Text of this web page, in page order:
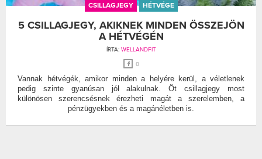
CSILLAGJEGY HÉTVÉGE
5 CSILLAGJEGY, AKIKNEK MINDEN ÖSSZEJÖN
A HÉTVÉGÉN
ÍRTA: WELLANDFIT
0
Vannak hétvégék, amikor minden a helyére kerül, a véletlenek
pedig szinte gyanúsan jól alakulnak. Öt csillagjegy most
különösen szerencsésnek érezheti magát a szerelemben, a
pénzügyekben és a magánéletben is.